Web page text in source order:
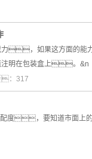
载力，如果这方面
注明在包装盒上。&n
：317
配度，要知道市面